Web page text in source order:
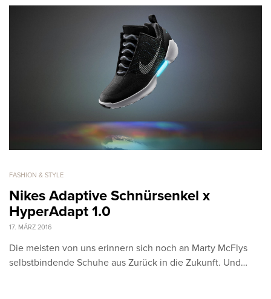
FASHION & STYLE
Nikes Adaptive Schnürsenkel x
HyperAdapt 1.0
17. MÄRZ 2016
Die meisten von uns erinnern sich noch an Marty McFlys
selbstbindende Schuhe aus Zurück in die Zukunft. Und…